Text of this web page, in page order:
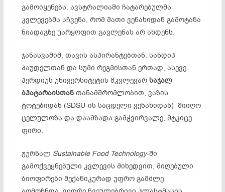
გამოიყენება. ავსტრალიაში ჩატარებულმა
კვლევებმა აჩვენა, რომ მათი ვენახიდან გამოტანა
ნიადაგზე უარყოფით გავლენას არ ახდენს.
ჯანასვამიმ, თავის ასპირანტებთან: სანდიპ
პაუდელთან და სუმი რეგმისთან ერთად, ასევე
პერდიუს უნივერსიტეტის მკვლევარ საჯალ
ბჰატარაისთანთანამშრომლობით, ვაზის
ტოტებიდან (SDSU-ის საცდელი ვენახიდან) მიიღო
ცელულოზა და დაამზადა გამჭვირვალე, მტკიცე
ფირი.
ჟურნალ Sustainable Food Technology-ში
გამოქვეყნებული კვლევის მიხედვით, მიღებული
ბიოფირები მექანიკურად უფრო გამძლე